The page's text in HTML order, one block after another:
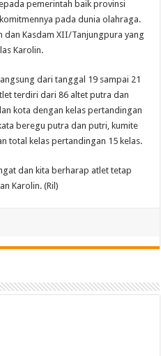
pemerintah baik provinsi
pada dunia olahraga.
dan Kasdam XII/Tanjungpura yang
Karolin.
dari tanggal 19 sampai 21
terdiri dari 86 altet putra dan
kota dengan kelas pertandingan
beregu putra dan putri, kumite
total kelas pertandingan 15 kelas.
dan kita berharap atlet tetap
Karolin. (Ril)